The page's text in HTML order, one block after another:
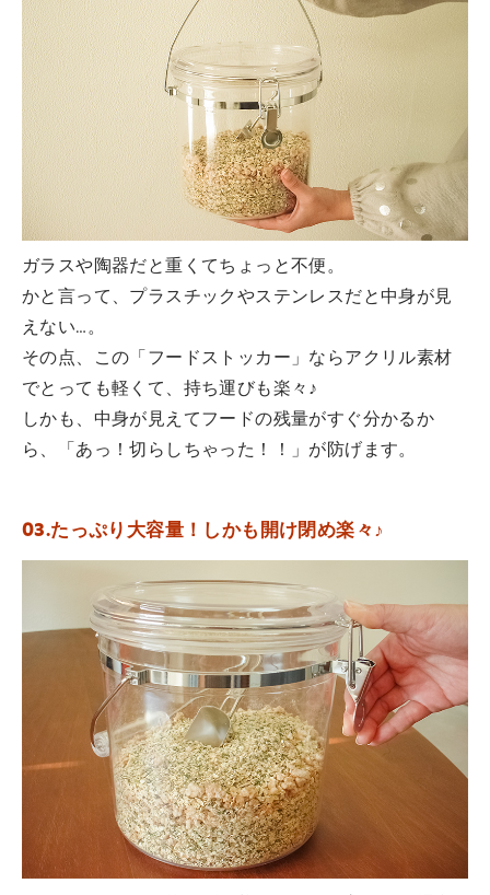
ガラスや陶器だと重くてちょっと不便。
かと言って、プラスチックやステンレスだと中身が見
えない…。
その点、この「フードストッカー」ならアクリル素材
でとっても軽くて、持ち運びも楽々♪
しかも、中身が見えてフードの残量がすぐ分かるか
ら、「あっ！切らしちゃった！！」が防げます。
03.たっぷり大容量！しかも開け閉め楽々♪